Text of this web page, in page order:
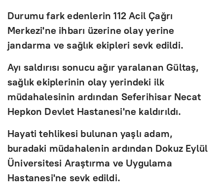
Durumu fark edenlerin 112 Acil Çağrı
Merkezi'ne ihbarı üzerine olay yerine
jandarma ve sağlık ekipleri sevk edildi.
Ayı saldırısı sonucu ağır yaralanan Gültaş,
sağlık ekiplerinin olay yerindeki ilk
müdahalesinin ardından Seferihisar Necat
Hepkon Devlet Hastanesi'ne kaldırıldı.
Hayati tehlikesi bulunan yaşlı adam,
buradaki müdahalenin ardından Dokuz Eylül
Üniversitesi Araştırma ve Uygulama
Hastanesi'ne sevk edildi.